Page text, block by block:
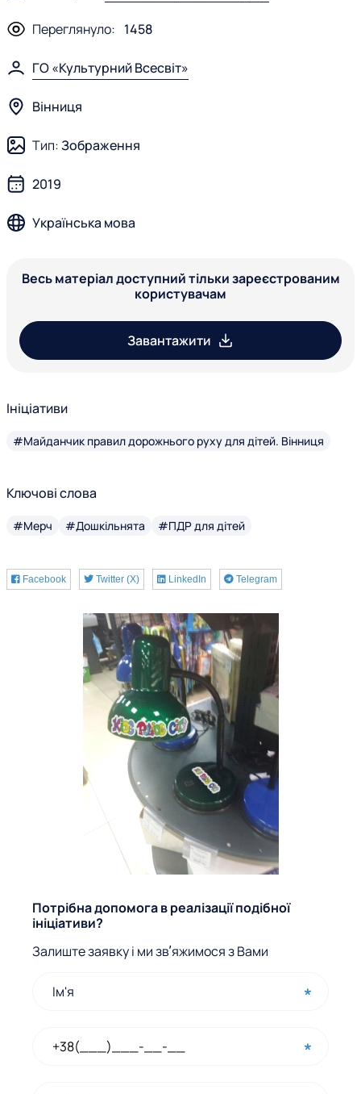
Переглянуло: 1458
ГО «Культурний Всесвіт»
Вінниця
Тип:Зображення
2019
Українська мова
Весь матеріал доступний тільки зареєстрованим
користувачам
Завантажити
Ініціативи
#Майданчик правил дорожнього руху для дітей. Вінниця
Ключові слова
#Мерч #Дошкільнята #ПДР для дітей
Facebook Twitter (X) LinkedIn Telegram
Ф
о
р
Потрібна допомога в реалізації подібної
ініціативи?
Залиште заявку і ми звʼяжимося з Вами